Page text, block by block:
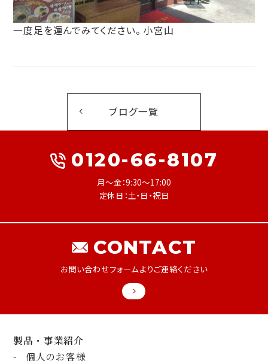
一度足を運んでみてください。 小宮山
ブログ一覧
0120-66-8107
月～金：9:30～17:00
定休日：土・日・祝日
CONTACT
お問い合わせフォームよりご連絡ください
製品・事業紹介
個人のお客様